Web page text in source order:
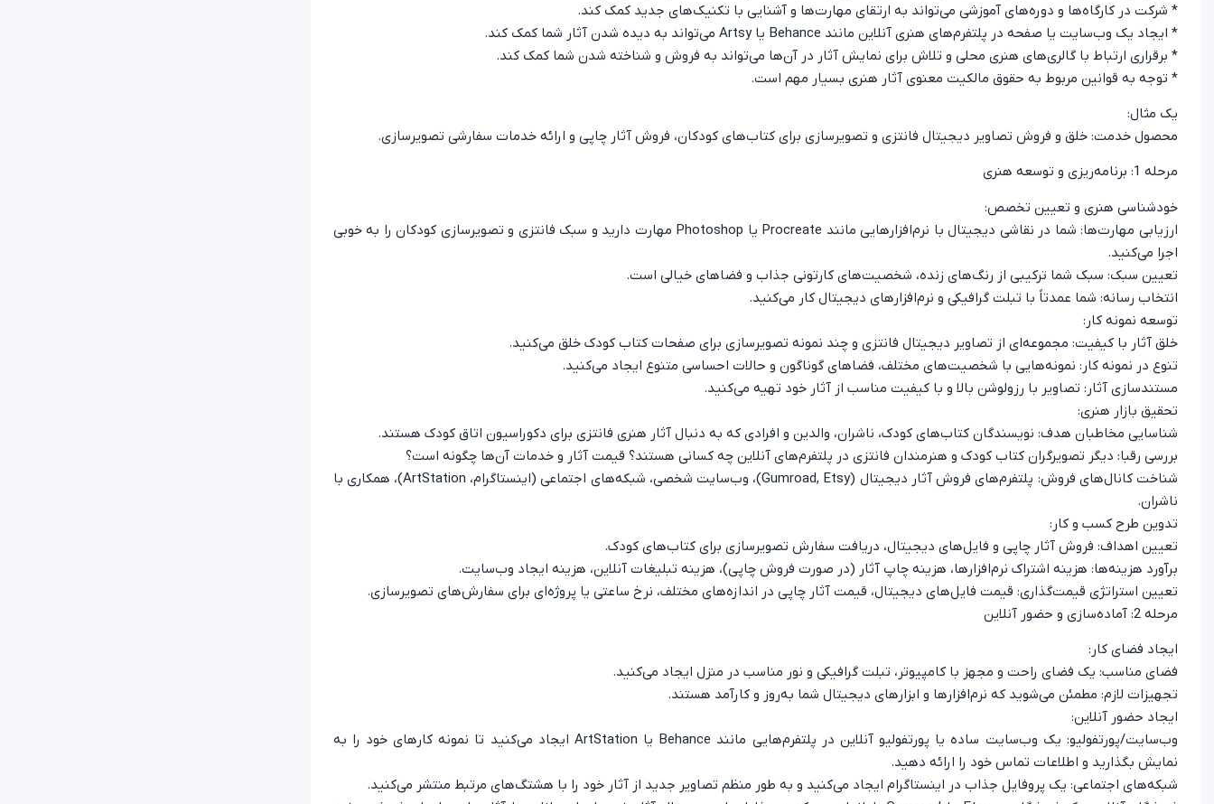
* شرکت در کارگاه‌ها و دوره‌های آموزشی می‌تواند به ارتقای مهارت‌ها و آشنایی با تکنیک‌های جدید کمک کند.
* ایجاد یک وب‌سایت یا صفحه در پلتفرم‌های هنری آنلاین مانند Behance یا Artsy می‌تواند به دیده شدن آثار شما کمک کند.
* برقراری ارتباط با گالری‌های هنری محلی و تلاش برای نمایش آثار در آن‌ها می‌تواند به فروش و شناخته شدن شما کمک کند.
* توجه به قوانین مربوط به حقوق مالکیت معنوی آثار هنری بسیار مهم است.
یک مثال:
محصول خدمت: خلق و فروش تصاویر دیجیتال فانتزی و تصویرسازی برای کتاب‌های کودکان، فروش آثار چاپی و ارائه خدمات سفارشی تصویرسازی.
مرحله 1: برنامه‌ریزی و توسعه هنری
خودشناسی هنری و تعیین تخصص:
ارزیابی مهارت‌ها: شما در نقاشی دیجیتال با نرم‌افزارهایی مانند Procreate یا Photoshop مهارت دارید و سبک فانتزی و تصویرسازی کودکان را به خوبی
اجرا می‌کنید.
تعیین سبک: سبک شما ترکیبی از رنگ‌های زنده، شخصیت‌های کارتونی جذاب و فضاهای خیالی است.
انتخاب رسانه: شما عمدتاً با تبلت گرافیکی و نرم‌افزارهای دیجیتال کار می‌کنید.
توسعه نمونه کار:
خلق آثار با کیفیت: مجموعه‌ای از تصاویر دیجیتال فانتزی و چند نمونه تصویرسازی برای صفحات کتاب کودک خلق می‌کنید.
تنوع در نمونه کار: نمونه‌هایی با شخصیت‌های مختلف، فضاهای گوناگون و حالات احساسی متنوع ایجاد می‌کنید.
مستندسازی آثار: تصاویر با رزولوشن بالا و با کیفیت مناسب از آثار خود تهیه می‌کنید.
تحقیق بازار هنری:
شناسایی مخاطبان هدف: نویسندگان کتاب‌های کودک، ناشران، والدین و افرادی که به دنبال آثار هنری فانتزی برای دکوراسیون اتاق کودک هستند.
بررسی رقبا: دیگر تصویرگران کتاب کودک و هنرمندان فانتزی در پلتفرم‌های آنلاین چه کسانی هستند؟ قیمت آثار و خدمات آن‌ها چگونه است؟
شناخت کانال‌های فروش: پلتفرم‌های فروش آثار دیجیتال (Gumroad, Etsy)، وب‌سایت شخصی، شبکه‌های اجتماعی (اینستاگرام، ArtStation)، همکاری با
ناشران.
تدوین طرح کسب و کار:
تعیین اهداف: فروش آثار چاپی و فایل‌های دیجیتال، دریافت سفارش تصویرسازی برای کتاب‌های کودک.
برآورد هزینه‌ها: هزینه اشتراک نرم‌افزارها، هزینه چاپ آثار (در صورت فروش چاپی)، هزینه تبلیغات آنلاین، هزینه ایجاد وب‌سایت.
تعیین استراتژی قیمت‌گذاری: قیمت فایل‌های دیجیتال، قیمت آثار چاپی در اندازه‌های مختلف، نرخ ساعتی یا پروژه‌ای برای سفارش‌های تصویرسازی.
مرحله 2: آماده‌سازی و حضور آنلاین
ایجاد فضای کار:
فضای مناسب: یک فضای راحت و مجهز با کامپیوتر، تبلت گرافیکی و نور مناسب در منزل ایجاد می‌کنید.
تجهیزات لازم: مطمئن می‌شوید که نرم‌افزارها و ابزارهای دیجیتال شما به‌روز و کارآمد هستند.
ایجاد حضور آنلاین:
وب‌سایت/پورتفولیو: یک وب‌سایت ساده یا پورتفولیو آنلاین در پلتفرم‌هایی مانند Behance یا ArtStation ایجاد می‌کنید تا نمونه کارهای خود را به
نمایش بگذارید و اطلاعات تماس خود را ارائه دهید.
شبکه‌های اجتماعی: یک پروفایل جذاب در اینستاگرام ایجاد می‌کنید و به طور منظم تصاویر جدید از آثار خود را با هشتگ‌های مرتبط منتشر می‌کنید.